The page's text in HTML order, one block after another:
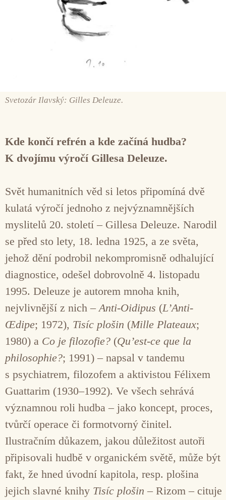
Svetozár Ilavský: Gilles Deleuze.
Kde končí refrén a kde začíná hudba?
K dvojímu výročí Gillesa Deleuze.
Svět humanitních věd si letos připomíná dvě
kulatá výročí jednoho z nejvýznamnějších
myslitelů 20. století – Gillesa Deleuze. Narodil
se před sto lety, 18. ledna 1925, a ze světa,
jehož dění podrobil nekompromisně odhalující
diagnostice, odešel dobrovolně 4. listopadu
1995. Deleuze je autorem mnoha knih,
nejvlivnější z nich – Anti-Oidipus (L’Anti-
Œdipe; 1972), Tisíc plošin (Mille Plateaux;
1980) a Co je filozofie? (Qu’est-ce que la
philosophie?; 1991) – napsal v tandemu
s psychiatrem, filozofem a aktivistou Félixem
Guattarim (1930–1992). Ve všech sehrává
významnou roli hudba – jako koncept, proces,
tvůrčí operace či formotvorný činitel.
Ilustračním důkazem, jakou důležitost autoři
připisovali hudbě v organickém světě, může být
fakt, že hned úvodní kapitola, resp. plošina
jejich slavné knihy Tisíc plošin – Rizom – cituje